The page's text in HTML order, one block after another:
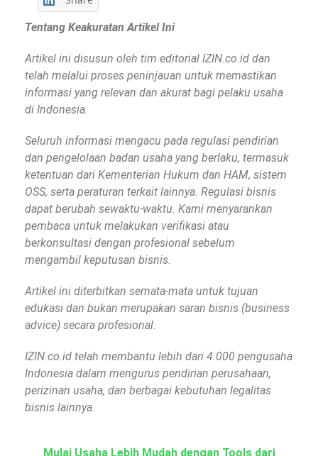
Tentang Keakuratan Artikel Ini
Artikel ini disusun oleh tim editorial IZIN.co.id dan
telah melalui proses peninjauan untuk memastikan
informasi yang relevan dan akurat bagi pelaku usaha
di Indonesia.
Seluruh informasi mengacu pada regulasi pendirian
dan pengelolaan badan usaha yang berlaku, termasuk
ketentuan dari Kementerian Hukum dan HAM, sistem
OSS, serta peraturan terkait lainnya. Regulasi bisnis
dapat berubah sewaktu-waktu. Kami menyarankan
pembaca untuk melakukan verifikasi atau
berkonsultasi dengan profesional sebelum
mengambil keputusan bisnis.
Artikel ini diterbitkan semata-mata untuk tujuan
edukasi dan bukan merupakan saran bisnis (business
advice) secara profesional.
IZIN.co.id telah membantu lebih dari 4.000 pengusaha
Indonesia dalam mengurus pendirian perusahaan,
perizinan usaha, dan berbagai kebutuhan legalitas
bisnis lainnya.
Mulai Usaha Lebih Mudah dengan Tools dari